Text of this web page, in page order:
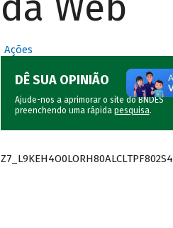
Ações
DÊ SUA OPINIÃO
Ajude-nos a aprimorar o site do BNDES
preenchendo uma rápida pesquisa.
Z7_L9KEH4O0LORH80ALCLTPF802S4